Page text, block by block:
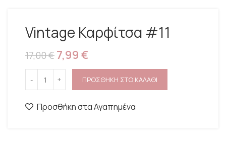
Vintage Καρφίτσα #11
17,00€7,99 €
ΠΡΟΣΘΗΚΗ ΣΤΟ ΚΑΛΑΘΙ
Προσθήκη στα Αγαπημένα